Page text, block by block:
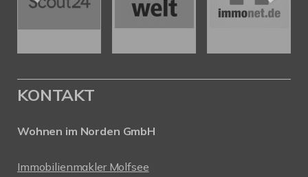
KONTAKT
Wohnen im Norden GmbH
Immobilienmakler Molfsee